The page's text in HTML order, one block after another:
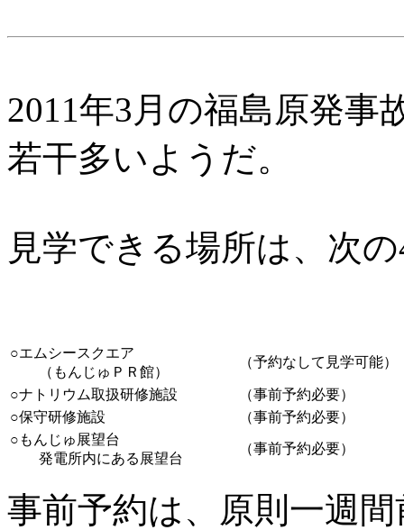
2011年3月の福島原発事
若干多いようだ。
見学できる場所は、次
○エムシースクエア
（もんじゅＰＲ館）
（予約なして見学可能）
○ナトリウム取扱研修施設
（事前予約必要）
○保守研修施設
（事前予約必要）
○もんじゅ展望台
発電所内にある展望台
（事前予約必要）
事前予約は、原則一週